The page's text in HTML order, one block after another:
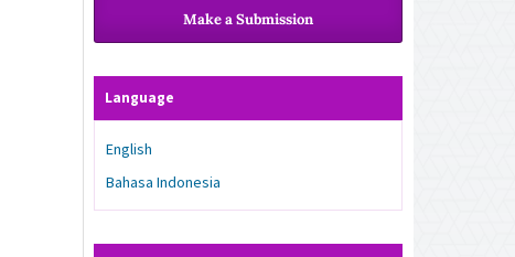
Make a Submission
Language
English
Bahasa Indonesia